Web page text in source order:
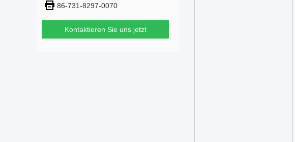
86-731-8297-0070
Kontaktieren Sie uns jetzt